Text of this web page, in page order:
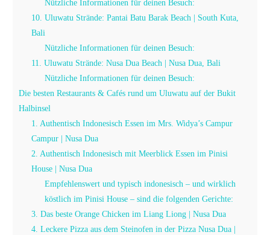
Nützliche Informationen für deinen Besuch:
10. Uluwatu Strände: Pantai Batu Barak Beach | South Kuta,
Bali
Nützliche Informationen für deinen Besuch:
11. Uluwatu Strände: Nusa Dua Beach | Nusa Dua, Bali
Nützliche Informationen für deinen Besuch:
Die besten Restaurants & Cafés rund um Uluwatu auf der Bukit
Halbinsel
1. Authentisch Indonesisch Essen im Mrs. Widya’s Campur
Campur | Nusa Dua
2. Authentisch Indonesisch mit Meerblick Essen im Pinisi
House | Nusa Dua
Empfehlenswert und typisch indonesisch – und wirklich
köstlich im Pinisi House – sind die folgenden Gerichte:
3. Das beste Orange Chicken im Liang Liong | Nusa Dua
4. Leckere Pizza aus dem Steinofen in der Pizza Nusa Dua |